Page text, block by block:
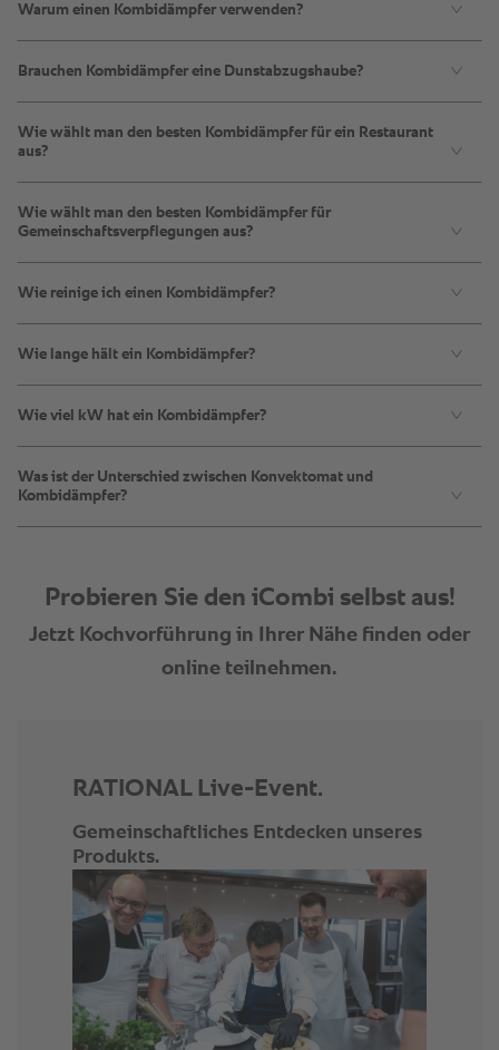
Warum einen Kombidämpfer verwenden?
Brauchen Kombidämpfer eine Dunstabzugshaube?
Wie wählt man den besten Kombidämpfer für ein Restaurant
aus?
Wie wählt man den besten Kombidämpfer für
Gemeinschaftsverpflegungen aus?
Wie reinige ich einen Kombidämpfer?
Wie lange hält ein Kombidämpfer?
Wie viel kW hat ein Kombidämpfer?
Was ist der Unterschied zwischen Konvektomat und
Kombidämpfer?